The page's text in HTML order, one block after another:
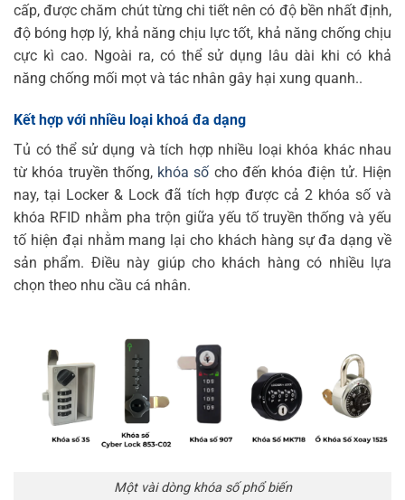
cấp, được chăm chút từng chi tiết nên có độ bền nhất định,
độ bóng hợp lý, khả năng chịu lực tốt, khả năng chống chịu
cực kì cao. Ngoài ra, có thể sử dụng lâu dài khi có khả
năng chống mối mọt và tác nhân gây hại xung quanh..
Kết hợp với nhiều loại khoá đa dạng
Tủ có thể sử dụng và tích hợp nhiều loại khóa khác nhau
từ khóa truyền thống, khóa sốcho đến khóa điện tử. Hiện
nay, tại Locker & Lock đã tích hợp được cả 2 khóa số và
khóa RFID nhằm pha trộn giữa yếu tố truyền thống và yếu
tố hiện đại nhằm mang lại cho khách hàng sự đa dạng về
sản phẩm. Điều này giúp cho khách hàng có nhiều lựa
chọn theo nhu cầu cá nhân.
Một vài dòng khóa số phổ biến